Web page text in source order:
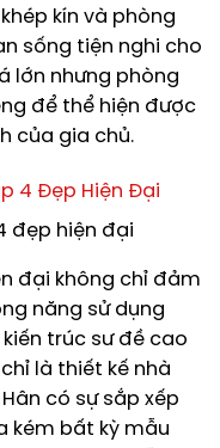
kín và phòng
sống tiện nghi cho
lớn nhưng phòng
để thể hiện được
của gia chủ.
đẹp hiện đại
đại không chỉ đảm
năng sử dụng
trúc sư đề cao
là thiết kế nhà
có sự sắp xếp
kém bất kỳ mẫu